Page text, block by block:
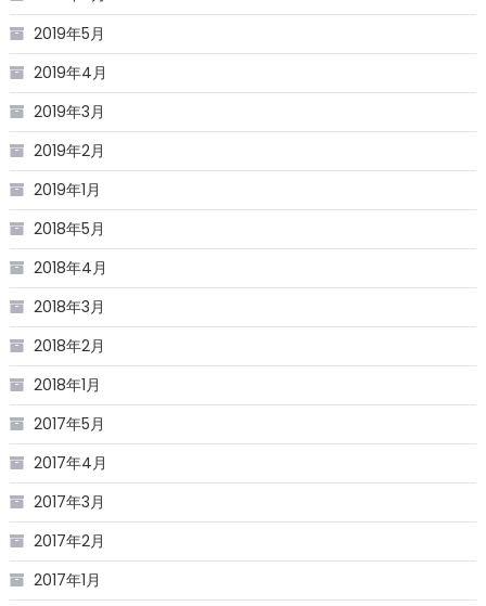
2019年5月
2019年4月
2019年3月
2019年2月
2019年1月
2018年5月
2018年4月
2018年3月
2018年2月
2018年1月
2017年5月
2017年4月
2017年3月
2017年2月
2017年1月